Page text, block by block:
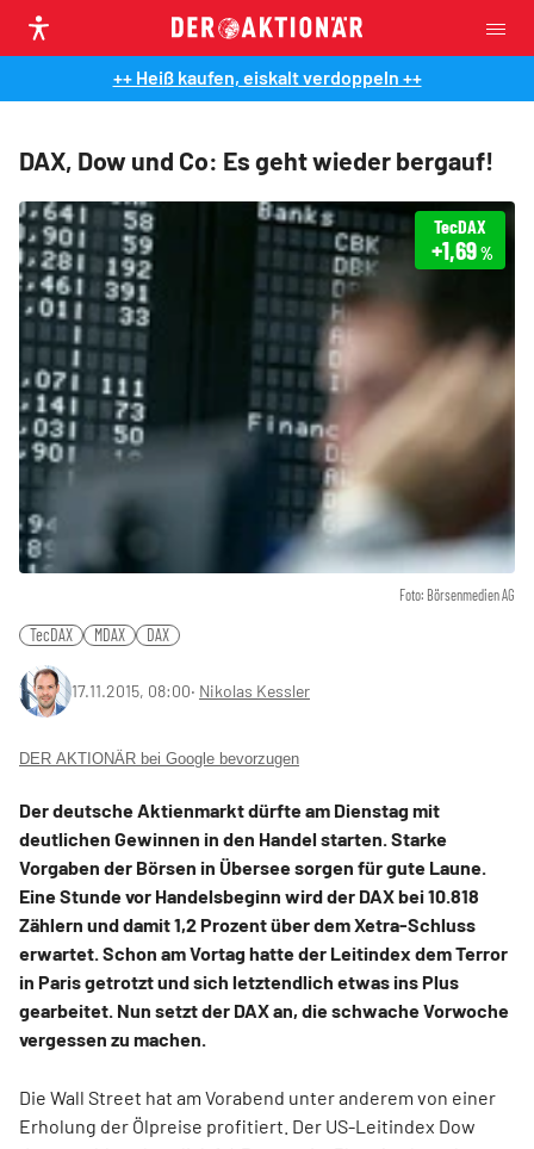
++ Heiß kaufen, eiskalt verdoppeln ++
DAX, Dow und Co: Es geht wieder bergauf!
Foto: Börsenmedien AG
TecDAX
+1,69%
TecDAX MDAX DAX
17.11.2015, 08:00‧ Nikolas Kessler
DER AKTIONÄR bei Google bevorzugen
Der deutsche Aktienmarkt dürfte am Dienstag mit
deutlichen Gewinnen in den Handel starten. Starke
Vorgaben der Börsen in Übersee sorgen für gute Laune.
Eine Stunde vor Handelsbeginn wird der DAX bei 10.818
Zählern und damit 1,2 Prozent über dem Xetra-Schluss
erwartet. Schon am Vortag hatte der Leitindex dem Terror
in Paris getrotzt und sich letztendlich etwas ins Plus
gearbeitet. Nun setzt der DAX an, die schwache Vorwoche
vergessen zu machen.
Die Wall Street hat am Vorabend unter anderem von einer
Erholung der Ölpreise profitiert. Der US-Leitindex Dow